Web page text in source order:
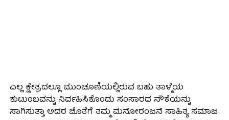
ಎಲ್ಲ ಕ್ಷೇತ್ರದಲ್ಲೂ ಮುಂಚೂಣಿಯಲ್ಲಿರುವ ಬಹು ತಾಳ್ಮೆಯ
ಕುಟುಂಬವನ್ನು ನಿರ್ವಹಿಸಿಕೊಂಡು ಸಂಸಾರದ ನೌಕೆಯನ್ನು
ಸಾಗಿಸುತ್ತಾ ಅದರ ಜೊತೆಗೆ ತಮ್ಮ ಮನೋರಂಜನೆ ಸಾಹಿತ್ಯ ಸಮಾಜ